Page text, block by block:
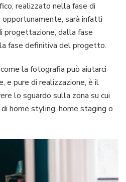
realizzato nella fase di
sarà infatti
progettazione, dalla fase
fase definitiva del progetto.
la fotografia può aiutarci
e pure di realizzazione, è il
lo sguardo sulla zona su cui
home styling, home staging o